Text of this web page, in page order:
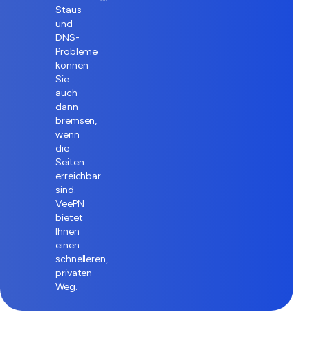
Staus
und
DNS-
Probleme
können
Sie
auch
dann
bremsen,
wenn
die
Seiten
erreichbar
sind.
VeePN
bietet
Ihnen
einen
schnelleren,
privaten
Weg.